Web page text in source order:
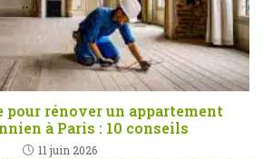
pour rénover un appartement
à Paris : 10 conseils
11 juin 2026